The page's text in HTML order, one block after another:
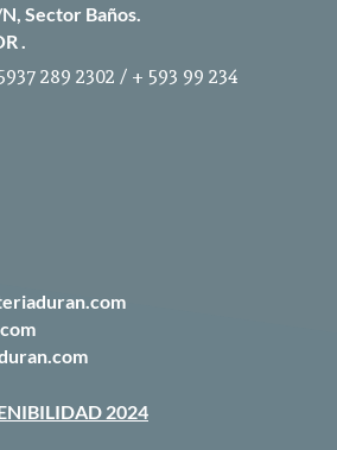
Sector Baños.
.
289 2302 / + 593 99 234
2024